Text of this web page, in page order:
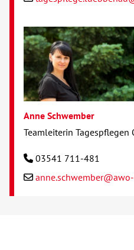
Anne Schwember
Teamleiterin Tagespflegen
03541 711-481